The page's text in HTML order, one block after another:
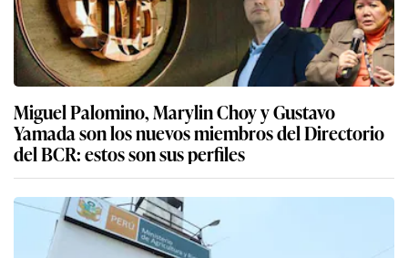
Miguel Palomino, Marylin Choy y Gustavo
Yamada son los nuevos miembros del Directorio
del BCR: estos son sus perfiles